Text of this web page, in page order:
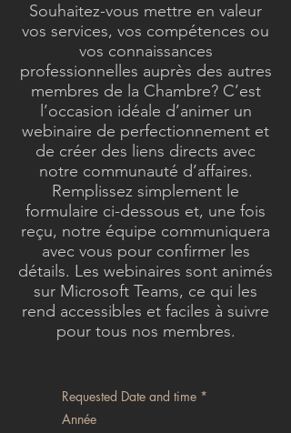
Souhaitez-vous mettre en valeur
vos services, vos compétences ou
vos connaissances
professionnelles auprès des autres
membres de la Chambre? C’est
l’occasion idéale d’animer un
webinaire de perfectionnement et
de créer des liens directs avec
notre communauté d’affaires.
Remplissez simplement le
formulaire ci-dessous et, une fois
reçu, notre équipe communiquera
avec vous pour confirmer les
détails. Les webinaires sont animés
sur Microsoft Teams, ce qui les
rend accessibles et faciles à suivre
pour tous nos membres.
Requested Date and time *
Année